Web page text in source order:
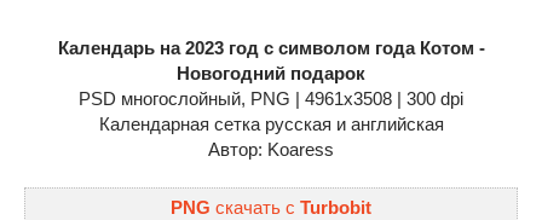
Календарь на 2023 год с символом года Котом -
Новогодний подарок
PSD многослойный, PNG | 4961x3508 | 300 dpi
Календарная сетка русская и английская
Автор: Koaress
PNG cкачать с Turbobit